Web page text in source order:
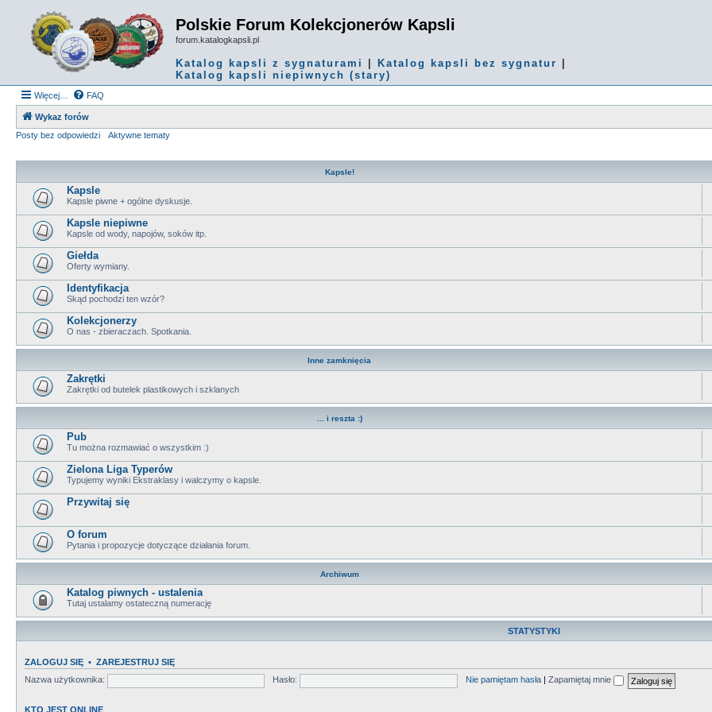
Polskie Forum Kolekcjonerów Kapsli
forum.katalogkapsli.pl
Katalog kapsli z sygnaturami Katalog kapsli bez sygnatur
Katalog kapsli niepiwnych (stary)
Więcej… FAQ
Wykaz forów
Posty bez odpowiedzi
Aktywne tematy
Kapsle!
Kapsle
Kapsle piwne + ogólne dyskusje.
Kapsle niepiwne
Kapsle od wody, napojów, soków itp.
Giełda
Oferty wymiany.
Identyfikacja
Skąd pochodzi ten wzór?
Kolekcjonerzy
O nas - zbieraczach. Spotkania.
Inne zamknięcia
Zakrętki
Zakrętki od butelek plastikowych i szklanych
... i reszta :)
Pub
Tu można rozmawiać o wszystkim :)
Zielona Liga Typerów
Typujemy wyniki Ekstraklasy i walczymy o kapsle.
Przywitaj się
O forum
Pytania i propozycje dotyczące działania forum.
Archiwum
Katalog piwnych - ustalenia
Tutaj ustalamy ostateczną numerację
STATYSTYKI
ZALOGUJ SIĘ • ZAREJESTRUJ SIĘ
Nazwa użytkownika:
Hasło: Nie pamiętam hasła Zapamiętaj mnie
KTO JEST ONLINE